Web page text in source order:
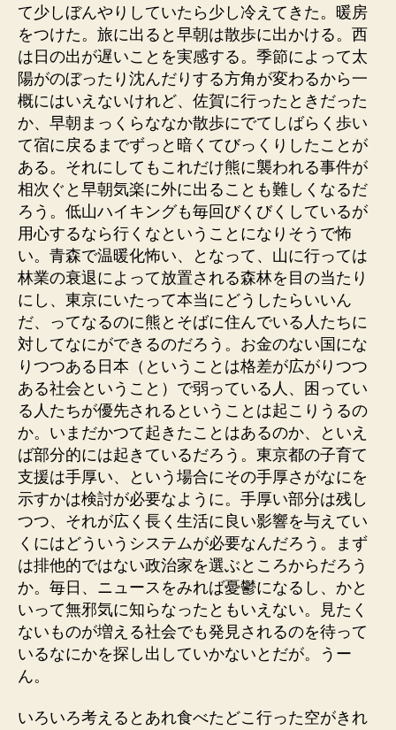
て少しぼんやりしていたら少し冷えてきた。暖房
をつけた。旅に出ると早朝は散歩に出かける。西
は日の出が遅いことを実感する。季節によって太
陽がのぼったり沈んだりする方角が変わるから一
概にはいえないけれど、佐賀に行ったときだった
か、早朝まっくらななか散歩にでてしばらく歩い
て宿に戻るまでずっと暗くてびっくりしたことが
ある。それにしてもこれだけ熊に襲われる事件が
相次ぐと早朝気楽に外に出ることも難しくなるだ
ろう。低山ハイキングも毎回びくびくしているが
用心するなら行くなということになりそうで怖
い。青森で温暖化怖い、となって、山に行っては
林業の衰退によって放置される森林を目の当たり
にし、東京にいたって本当にどうしたらいいん
だ、ってなるのに熊とそばに住んでいる人たちに
対してなにができるのだろう。お金のない国にな
りつつある日本（ということは格差が広がりつつ
ある社会ということ）で弱っている人、困ってい
る人たちが優先されるということは起こりうるの
か。いまだかつて起きたことはあるのか、といえ
ば部分的には起きているだろう。東京都の子育て
支援は手厚い、という場合にその手厚さがなにを
示すかは検討が必要なように。手厚い部分は残し
つつ、それが広く長く生活に良い影響を与えてい
くにはどういうシステムが必要なんだろう。まず
は排他的ではない政治家を選ぶところからだろう
か。毎日、ニュースをみれば憂鬱になるし、かと
いって無邪気に知らなったともいえない。見たく
ないものが増える社会でも発見されるのを待って
いるなにかを探し出していかないとだが。うー
ん。
いろいろ考えるとあれ食べたどこ行った空がきれ